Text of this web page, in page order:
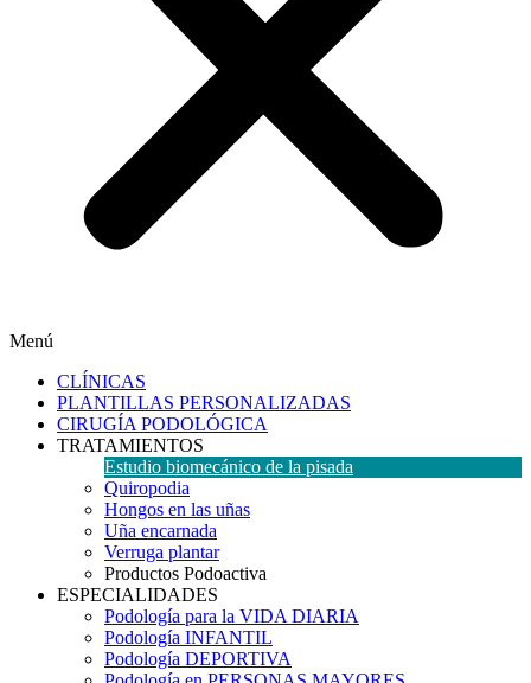
Menú
CLÍNICAS
PLANTILLAS PERSONALIZADAS
CIRUGÍA PODOLÓGICA
TRATAMIENTOS
Estudio biomecánico de la pisada
Quiropodia
Hongos en las uñas
Uña encarnada
Verruga plantar
Productos Podoactiva
ESPECIALIDADES
Podología para la VIDA DIARIA
Podología INFANTIL
Podología DEPORTIVA